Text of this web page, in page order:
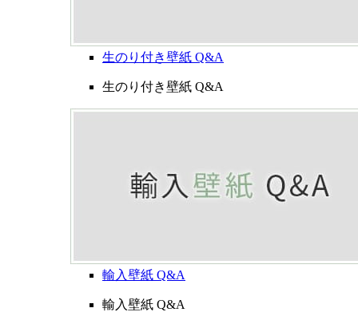
生のり付き壁紙 Q&A
生のり付き壁紙 Q&A
輸入壁紙 Q&A
輸入壁紙 Q&A